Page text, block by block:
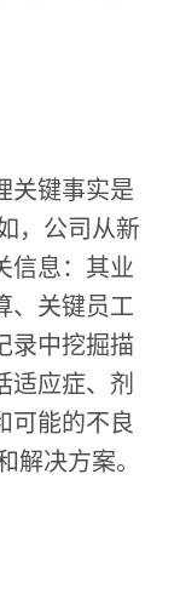
关键事实是
，公司从新
信息：其业
、关键员工
录中挖掘描
适应症、剂
可能的不良
决方案。